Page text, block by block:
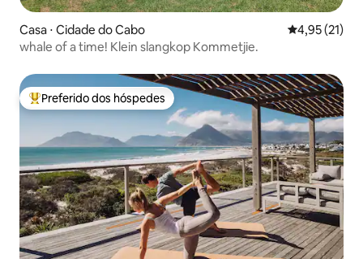
Casa ⋅ Cidade do Cabo 4,95 de uma
4,95 (21)
whale of a time! Klein slangkop Kommetjie.
Entre os melhores preferidos dos hóspedes
Preferido dos hóspedes